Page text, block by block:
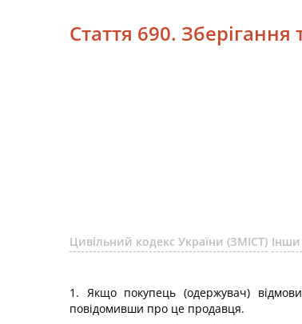
Стаття 690.
Цивільний кодекс України (ЗМІСТ)
1. Якщо покупець (одержувач)
повідомивши про це продавця.